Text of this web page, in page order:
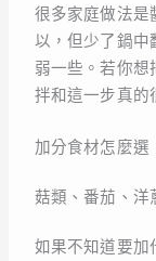
很多家庭做法是
以，但少了鍋中
弱一些。若你想
拌和這一步真的
加分食材怎麼選
菇類、番茄、洋
如果不知道要加